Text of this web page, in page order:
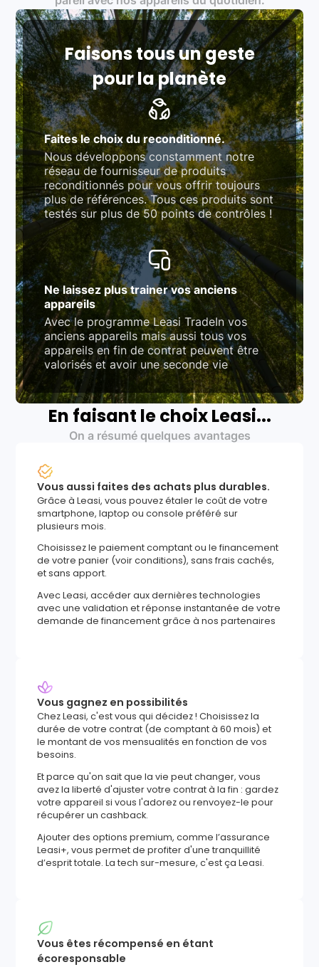
rigoureux (80 à 100 points de contrôle en
fonction des produits)
Respect des normes RAEE, RoHS, et du
référentiel QualiRepar (bonus réparation)
Faisons tous un geste
pour la planète
Faites le choix du reconditionné.
Nous développons constamment notre
réseau de fournisseur de produits
reconditionnés pour vous offrir toujours
plus de références. Tous ces produits sont
testés sur plus de 50 points de contrôles !
Ne laissez plus trainer vos anciens
appareils
Avec le programme Leasi TradeIn vos
anciens appareils mais aussi tous vos
appareils en fin de contrat peuvent être
valorisés et avoir une seconde vie
En faisant le choix Leasi...
On a résumé quelques avantages
Vous aussi faites des achats plus durables.
Grâce à Leasi, vous pouvez étaler le coût de votre
smartphone, laptop ou console préféré sur
plusieurs mois.
Choisissez le paiement comptant ou le financement
de votre panier (voir conditions), sans frais cachés,
et sans apport.
Avec Leasi, accéder aux dernières technologies
avec une validation et réponse instantanée de votre
demande de financement grâce à nos partenaires
Vous gagnez en possibilités
Chez Leasi, c'est vous qui décidez ! Choisissez la
durée de votre contrat (de comptant à 60 mois) et
le montant de vos mensualités en fonction de vos
besoins.
Et parce qu'on sait que la vie peut changer, vous
avez la liberté d'ajuster votre contrat à la fin : gardez
votre appareil si vous l'adorez ou renvoyez-le pour
récupérer un cashback.
Ajouter des options premium, comme l’assurance
Leasi+, vous permet de profiter d'une tranquillité
d’esprit totale. La tech sur-mesure, c'est ça Leasi.
Vous êtes récompensé en étant
écoresponsable